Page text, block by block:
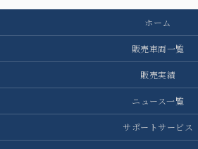
ホーム
販売車両一覧
販売実績
ニュース一覧
サポートサービス